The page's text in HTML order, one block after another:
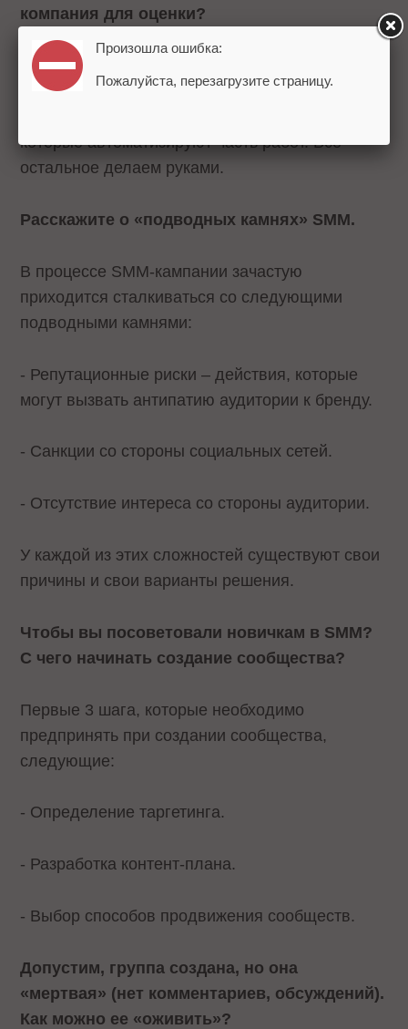
компания для оценки?
Мы используем несколько систем мониторинга,
в частности, Youscan, IQBuzz, Brandspotter.
которые автоматизируют часть работ. Все
остальное делаем руками.
Расскажите о «подводных камнях» SMM.
В процессе SMM-кампании зачастую
приходится сталкиваться со следующими
подводными камнями:
- Репутационные риски – действия, которые
могут вызвать антипатию аудитории к бренду.
- Санкции со стороны социальных сетей.
- Отсутствие интереса со стороны аудитории.
У каждой из этих сложностей существуют свои
причины и свои варианты решения.
Чтобы вы посоветовали новичкам в SMM?
C чего начинать создание сообщества?
Первые 3 шага, которые необходимо
предпринять при создании сообщества,
следующие:
- Определение таргетинга.
- Разработка контент-плана.
- Выбор способов продвижения сообществ.
Допустим, группа создана, но она
«мертвая» (нет комментариев, обсуждений).
Как можно ее «оживить»?
Произошла ошибка:
Пожалуйста, перезагрузите страницу.